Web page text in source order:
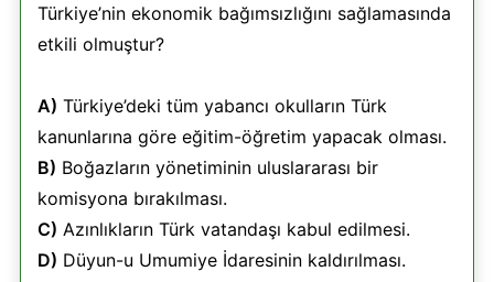
Türkiye’nin ekonomik bağımsızlığını sağlamasında
etkili olmuştur?
A) Türkiye’deki tüm yabancı okulların Türk
kanunlarına göre eğitim-öğretim yapacak olması.
B) Boğazların yönetiminin uluslararası bir
komisyona bırakılması.
C) Azınlıkların Türk vatandaşı kabul edilmesi.
D) Düyun-u Umumiye İdaresinin kaldırılması.